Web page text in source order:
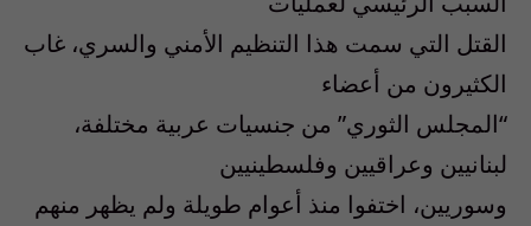
القتل التي سمت هذا التنظيم الأمني والسري، غاب
الكثيرون من أعضاء
“المجلس الثوري” من جنسيات عربية مختلفة،
لبنانيين وعراقيين وفلسطينيين
وسوريين، اختفوا منذ أعوام طويلة ولم يظهر منهم